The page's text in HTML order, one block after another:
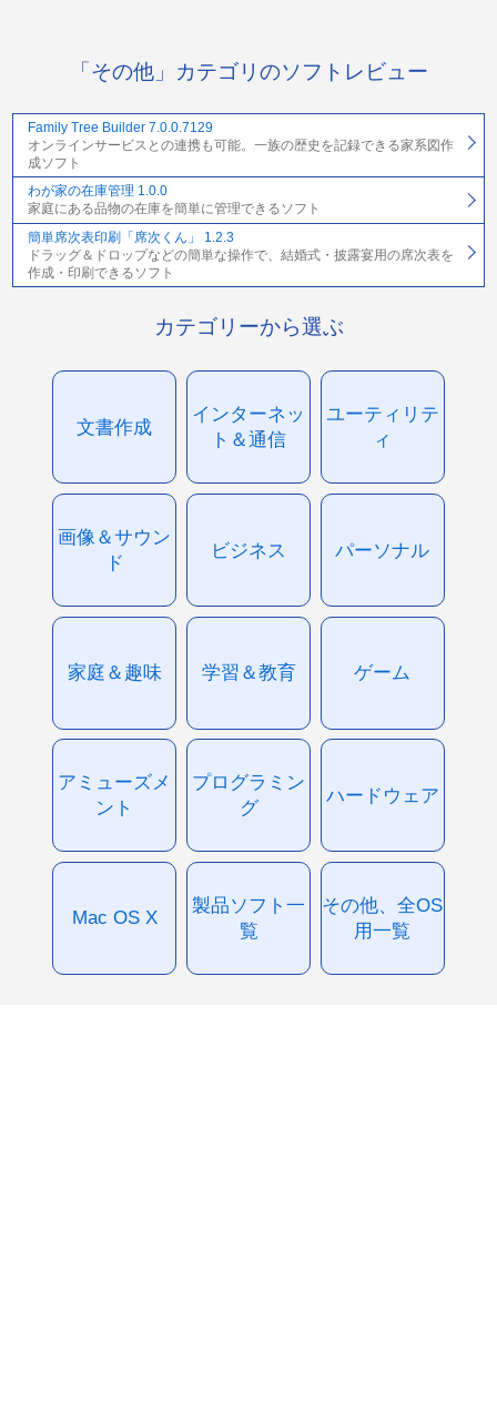
「その他」カテゴリのソフトレビュー
Family Tree Builder 7.0.0.7129
オンラインサービスとの連携も可能。一族の歴史を記録できる家系図作
成ソフト
わが家の在庫管理 1.0.0
家庭にある品物の在庫を簡単に管理できるソフト
簡単席次表印刷「席次くん」 1.2.3
ドラッグ＆ドロップなどの簡単な操作で、結婚式・披露宴用の席次表を
作成・印刷できるソフト
カテゴリーから選ぶ
文書作成
インターネッ
ト＆通信
ユーティリテ
ィ
画像＆サウン
ド
ビジネス パーソナル
家庭＆趣味 学習＆教育 ゲーム
アミューズメ
ント
プログラミン
グ
ハードウェア
Mac OS X
製品ソフト一
覧
その他、全OS
用一覧